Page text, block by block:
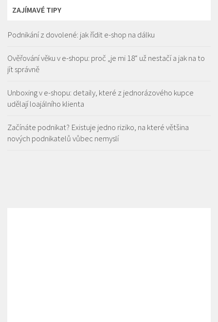
ZAJÍMAVÉ TIPY
Podnikání z dovolené: jak řídit e-shop na dálku
Ověřování věku v e-shopu: proč „je mi 18“ už nestačí a jak na to
jít správně
Unboxing v e-shopu: detaily, které z jednorázového kupce
udělají loajálního klienta
Začínáte podnikat? Existuje jedno riziko, na které většina
nových podnikatelů vůbec nemyslí